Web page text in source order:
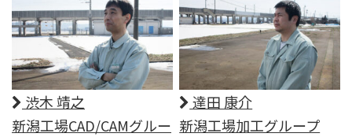
渋木 靖之
新潟工場CAD/CAMグルー
達田 康介
新潟工場加工グループ